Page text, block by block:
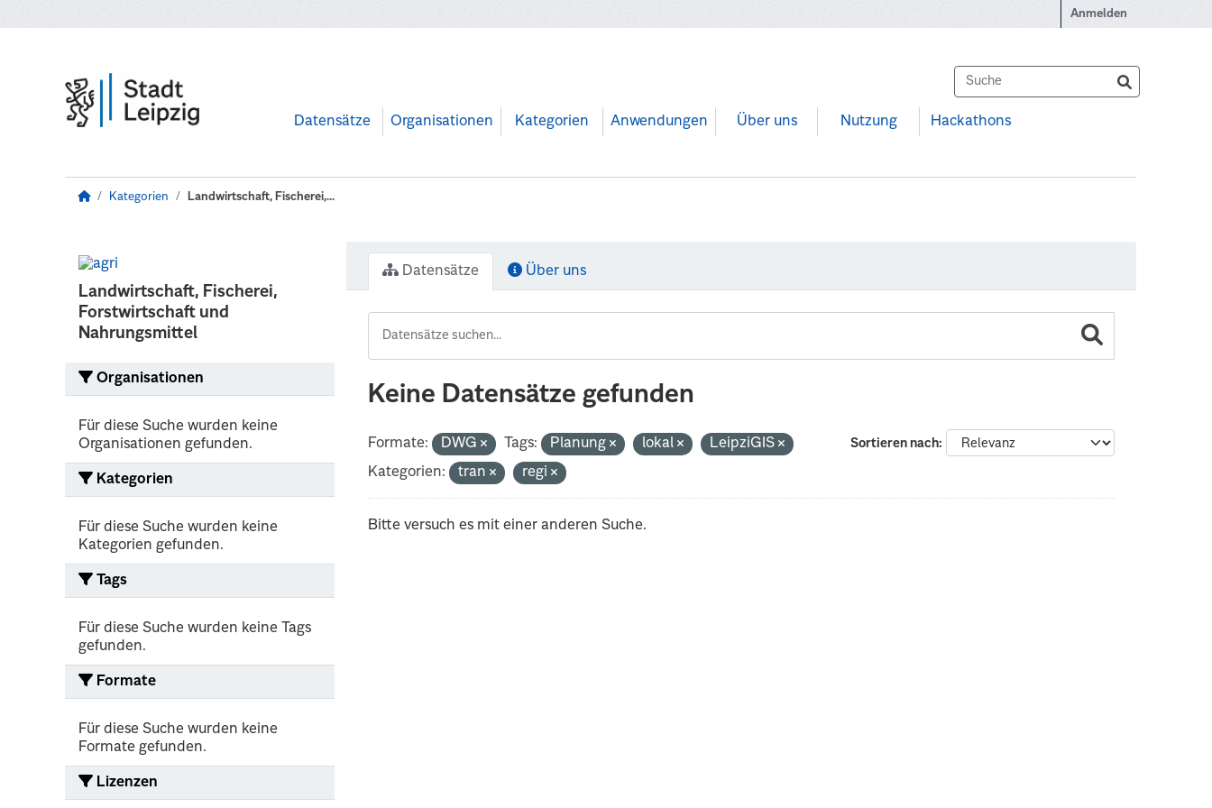
Anmelden
Datensätze Organisationen Kategorien Anwendungen Über uns Nutzung Hackathons
Kategorien Landwirtschaft, Fischerei,...
Landwirtschaft, Fischerei,
Forstwirtschaft und
Nahrungsmittel
Organisationen
Für diese Suche wurden keine
Organisationen gefunden.
Kategorien
Für diese Suche wurden keine
Kategorien gefunden.
Tags
Für diese Suche wurden keine Tags
gefunden.
Formate
Für diese Suche wurden keine
Formate gefunden.
Lizenzen
Datensätze Über uns
Keine Datensätze gefunden
Sortieren nach
Formate: DWG Tags: Planung lokal
LeipziGIS
Kategorien:
tran regi
Bitte versuch es mit einer anderen Suche.